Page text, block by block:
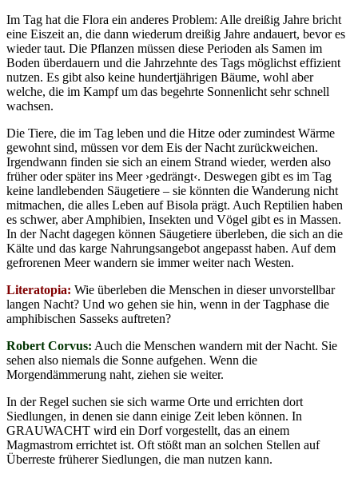
Im Tag hat die Flora ein anderes Problem: Alle dreißig Jahre bricht
eine Eiszeit an, die dann wiederum dreißig Jahre andauert, bevor es
wieder taut. Die Pflanzen müssen diese Perioden als Samen im
Boden überdauern und die Jahrzehnte des Tags möglichst effizient
nutzen. Es gibt also keine hundertjährigen Bäume, wohl aber
welche, die im Kampf um das begehrte Sonnenlicht sehr schnell
wachsen.
Die Tiere, die im Tag leben und die Hitze oder zumindest Wärme
gewohnt sind, müssen vor dem Eis der Nacht zurückweichen.
Irgendwann finden sie sich an einem Strand wieder, werden also
früher oder später ins Meer ›gedrängt‹. Deswegen gibt es im Tag
keine landlebenden Säugetiere – sie könnten die Wanderung nicht
mitmachen, die alles Leben auf Bisola prägt. Auch Reptilien haben
es schwer, aber Amphibien, Insekten und Vögel gibt es in Massen.
In der Nacht dagegen können Säugetiere überleben, die sich an die
Kälte und das karge Nahrungsangebot angepasst haben. Auf dem
gefrorenen Meer wandern sie immer weiter nach Westen.
Literatopia: Wie überleben die Menschen in dieser unvorstellbar
langen Nacht? Und wo gehen sie hin, wenn in der Tagphase die
amphibischen Sasseks auftreten?
Robert Corvus: Auch die Menschen wandern mit der Nacht. Sie
sehen also niemals die Sonne aufgehen. Wenn die
Morgendämmerung naht, ziehen sie weiter.
In der Regel suchen sie sich warme Orte und errichten dort
Siedlungen, in denen sie dann einige Zeit leben können. In
GRAUWACHT wird ein Dorf vorgestellt, das an einem
Magmastrom errichtet ist. Oft stößt man an solchen Stellen auf
Überreste früherer Siedlungen, die man nutzen kann.